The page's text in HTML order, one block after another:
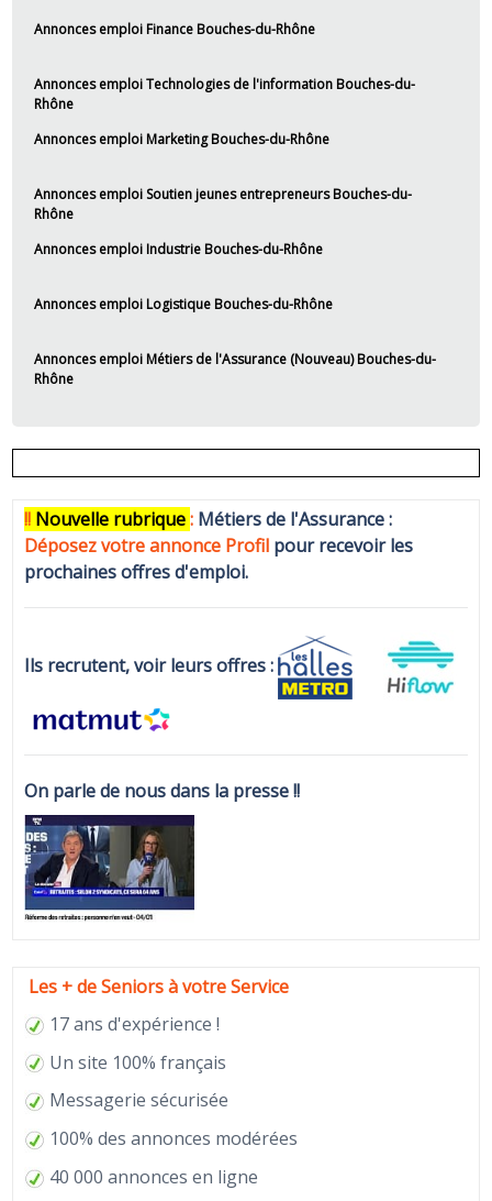
Annonces emploi Finance Bouches-du-Rhône
Annonces emploi Technologies de l'information Bouches-du-
Rhône
Annonces emploi Marketing Bouches-du-Rhône
Annonces emploi Soutien jeunes entrepreneurs Bouches-du-
Rhône
Annonces emploi Industrie Bouches-du-Rhône
Annonces emploi Logistique Bouches-du-Rhône
Annonces emploi Métiers de l'Assurance (Nouveau) Bouches-du-
Rhône
!! Nouvelle rubrique: Métiers de l'Assurance :
Déposez votre annonce Profil pour recevoir les
prochaines offres d'emploi.
Ils recrutent, voir leurs offres :
On parle de nous dans la presse !!
Les + de Seniors à votre Service
17 ans d'expérience !
Un site 100% français
Messagerie sécurisée
100% des annonces modérées
40 000 annonces en ligne